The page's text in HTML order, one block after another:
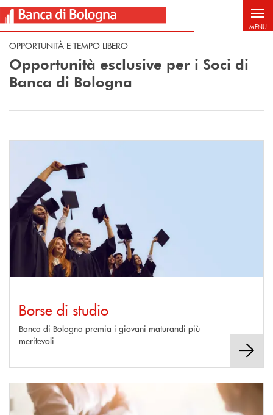
Salta al contenuto principale
MENU
OPPORTUNITÀ E TEMPO LIBERO
Opportunità esclusive per i Soci di
Banca di Bologna
Borse di studio
Banca di Bologna premia i giovani maturandi più
meritevoli
Scopri di più Vantaggi Bancari e Convenzioni per i Soci